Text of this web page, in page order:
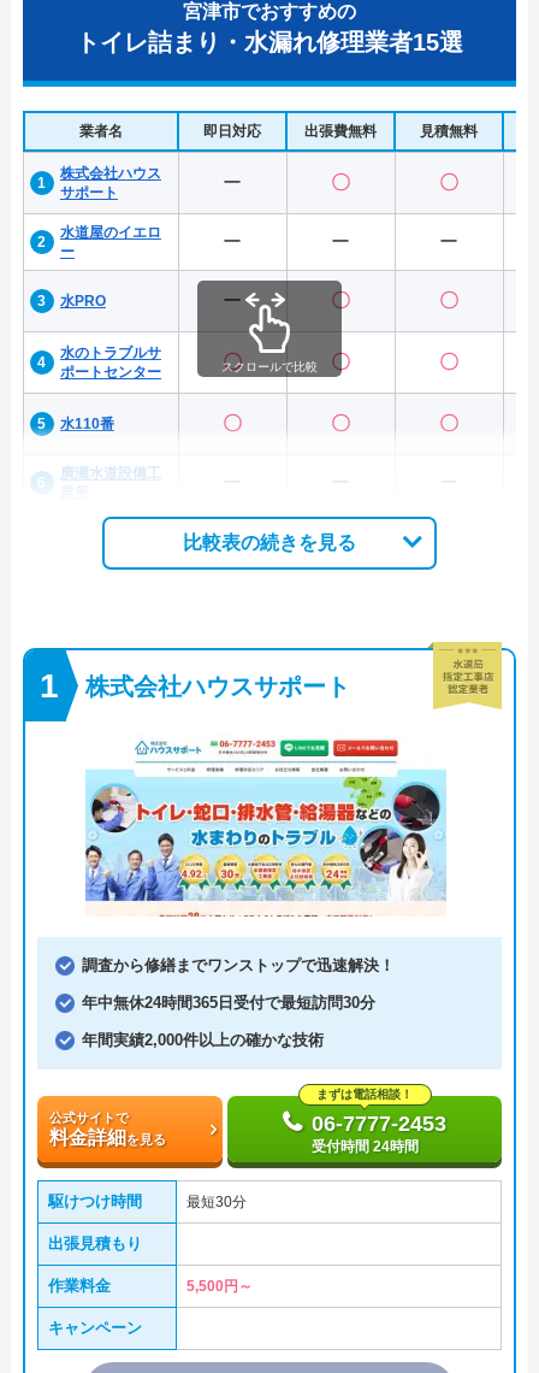
宮津市でおすすめの
トイレ詰まり・水漏れ修理業者15選
業者名 即日対応 出張費無料 見積無料
株式会社ハウス
サポート
ー 〇 〇
水道屋のイエロ
ー
ー ー ー
水PRO ー 〇 〇
水のトラブルサ
ポートセンター
〇 〇 〇
水110番 〇 〇 〇
廣瀬水道設備工
スクロールで比較
比較表の続きを見る
株式会社ハウスサポート
調査から修繕までワンストップで迅速解決！
年中無休24時間365日受付で最短訪問30分
年間実績2,000件以上の確かな技術
公式サイトで
料金詳細を見る
まずは電話相談！
06-7777-2453
受付時間 24時間
駆けつけ時間 最短30分
出張見積もり
作業料金 5,500円～
キャンペーン